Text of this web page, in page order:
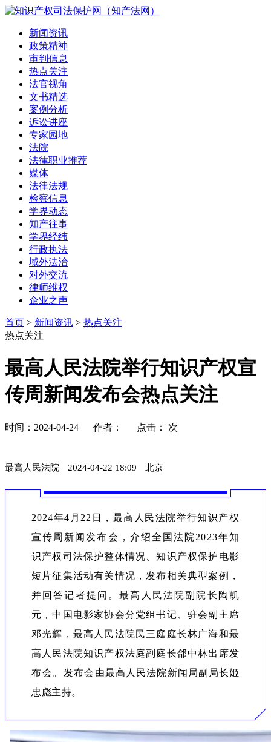
新闻资讯
政策精神
审判信息
热点关注
法官视角
文书精选
案例分析
诉讼讲座
专家园地
法院
法律职业推荐
媒体
法律法规
检察信息
学界动态
知产往事
学界经纬
行政执法
域外法治
对外交流
律师维权
企业之声
首页 > 新闻资讯 > 热点关注
热点关注
最高人民法院举行知识产权宣
传周新闻发布会热点关注
时间：2024-04-24 作者： 点击： 次
最高人民法院 2024-04-22 18:09 北京
2024年4月22日，最高人民法院举行知识产权
宣传周新闻发布会，介绍全国法院2023年知
识产权司法保护整体情况、知识产权保护电影
短片征集活动有关情况，发布相关典型案例，
并回答记者提问。最高人民法院副院长陶凯
元，中国电影家协会分党组书记、驻会副主席
邓光辉，最高人民法院民三庭庭长林广海和最
高人民法院知识产权法庭副庭长郃中林出席发
布会。发布会由最高人民法院新闻局副局长姬
忠彪主持。